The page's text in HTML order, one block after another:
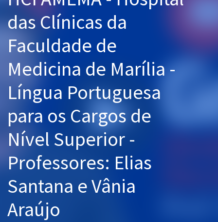
Graduação
Mentorias
Questões grátis
Conteúdo gratuito
Blog
Aprovados
Atendimento
das Clínicas da
Faculdade de
Medicina de Marília -
Língua Portuguesa
para os Cargos de
Nível Superior -
Professores: Elias
Santana e Vânia
Araújo